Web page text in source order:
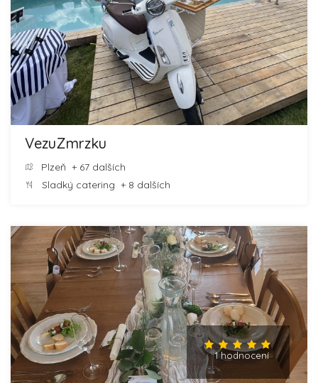
VezuZmrzku
Plzeň + 67 dalších
Sladký catering + 8 dalších
1 hodnocení